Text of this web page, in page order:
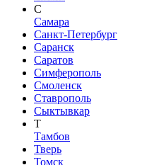
С
Самара
Санкт-Петербург
Саранск
Саратов
Симферополь
Смоленск
Ставрополь
Сыктывкар
Т
Тамбов
Тверь
Томск